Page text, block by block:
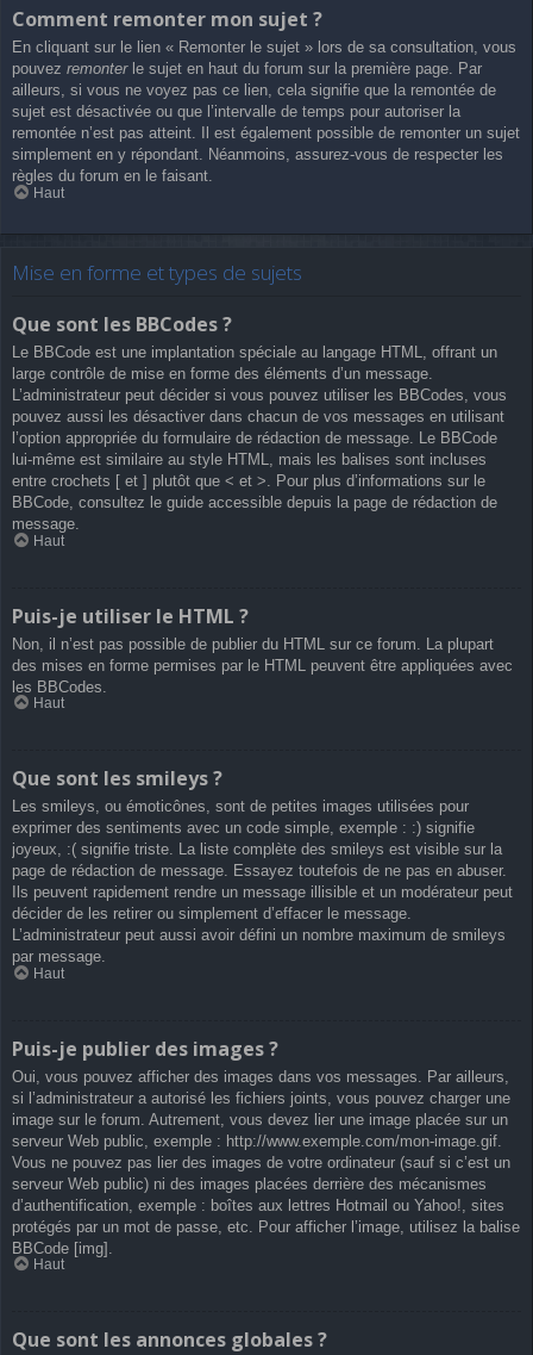
Comment remonter mon sujet ?
En cliquant sur le lien « Remonter le sujet » lors de sa consultation, vous
pouvez remonterle sujet en haut du forum sur la première page. Par
ailleurs, si vous ne voyez pas ce lien, cela signifie que la remontée de
sujet est désactivée ou que l’intervalle de temps pour autoriser la
remontée n’est pas atteint. Il est également possible de remonter un sujet
simplement en y répondant. Néanmoins, assurez-vous de respecter les
règles du forum en le faisant.
Haut
Mise en forme et types de sujets
Que sont les BBCodes ?
Le BBCode est une implantation spéciale au langage HTML, offrant un
large contrôle de mise en forme des éléments d’un message.
L’administrateur peut décider si vous pouvez utiliser les BBCodes, vous
pouvez aussi les désactiver dans chacun de vos messages en utilisant
l’option appropriée du formulaire de rédaction de message. Le BBCode
lui-même est similaire au style HTML, mais les balises sont incluses
entre crochets [ et ] plutôt que < et >. Pour plus d’informations sur le
BBCode, consultez le guide accessible depuis la page de rédaction de
message.
Haut
Puis-je utiliser le HTML ?
Non, il n’est pas possible de publier du HTML sur ce forum. La plupart
des mises en forme permises par le HTML peuvent être appliquées avec
les BBCodes.
Haut
Que sont les smileys ?
Les smileys, ou émoticônes, sont de petites images utilisées pour
exprimer des sentiments avec un code simple, exemple : :) signifie
joyeux, :( signifie triste. La liste complète des smileys est visible sur la
page de rédaction de message. Essayez toutefois de ne pas en abuser.
Ils peuvent rapidement rendre un message illisible et un modérateur peut
décider de les retirer ou simplement d’effacer le message.
L’administrateur peut aussi avoir défini un nombre maximum de smileys
par message.
Haut
Puis-je publier des images ?
Oui, vous pouvez afficher des images dans vos messages. Par ailleurs,
si l’administrateur a autorisé les fichiers joints, vous pouvez charger une
image sur le forum. Autrement, vous devez lier une image placée sur un
serveur Web public, exemple : http://www.exemple.com/mon-image.gif.
Vous ne pouvez pas lier des images de votre ordinateur (sauf si c’est un
serveur Web public) ni des images placées derrière des mécanismes
d’authentification, exemple : boîtes aux lettres Hotmail ou Yahoo!, sites
protégés par un mot de passe, etc. Pour afficher l’image, utilisez la balise
BBCode [img].
Haut
Que sont les annonces globales ?